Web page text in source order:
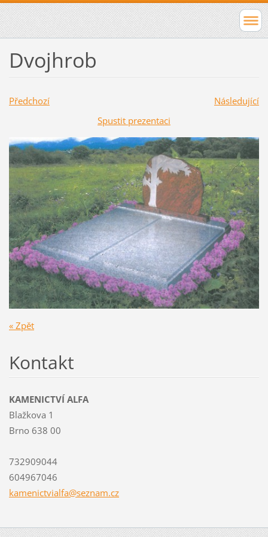
Dvojhrob
Předchozí
Následující
Spustit prezentaci
« Zpět
Kontakt
KAMENICTVÍ ALFA
Blažkova 1
Brno 638 00
732909044
604967046
kamenictvialfa@seznam.cz